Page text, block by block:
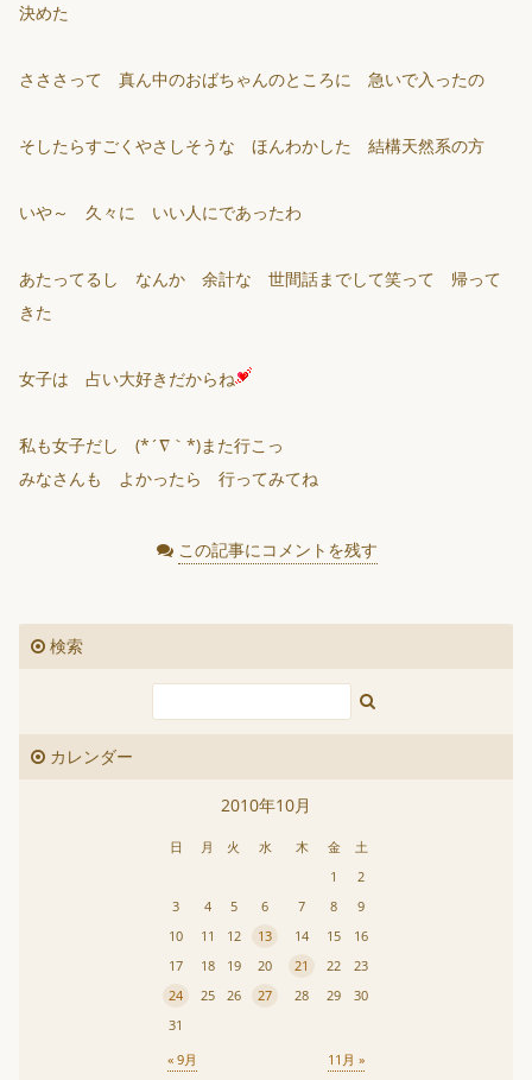
決めた
さささって 真ん中のおばちゃんのところに 急いで入ったの
そしたらすごくやさしそうな ほんわかした 結構天然系の方
いや～ 久々に いい人にであったわ
あたってるし なんか 余計な 世間話までして笑って 帰って
きた
女子は 占い大好きだからね
私も女子だし (*´∇｀*)また行こっ
みなさんも よかったら 行ってみてね
この記事にコメントを残す
検索
カレンダー
2010年10月
日 月 火 水 木 金 土
« 9月 11月 »
1
2
3
4 5 6 7 8
9
10
11 12 13 14 15
16
17
18 19 20 21 22
23
24
25 26 27 28 29
30
31